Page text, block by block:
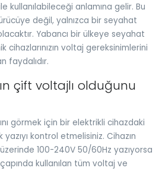
kullanılabileceği anlamına gelir. Bu
değil, yalnızca bir seyahat
Yabancı bir ülkeye seyahat
voltaj gereksinimlerini
faydalıdır.
çift voltajlı olduğunu
görmek için bir elektrikli cihazdaki
kontrol etmelisiniz. Cihazın
100-240V 50/60Hz yazıyorsa
kullanılan tüm voltaj ve